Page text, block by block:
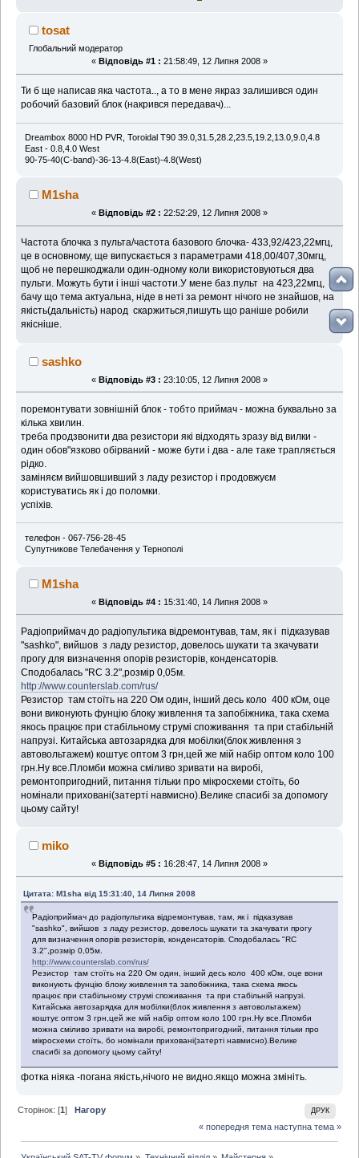
tosat
Глобальний модератор
« Відповідь #1 : 21:58:49, 12 Липня 2008 »
Ти б ще написав яка частота.., а то в мене якраз залишився один
робочий базовий блок (накрився передавач)...
Dreambox 8000 HD PVR, Toroidal T90 39.0,31.5,28.2,23.5,19.2,13.0,9.0,4.8
East - 0.8,4.0 West
90-75-40(C-band)-36-13-4.8(East)-4.8(West)
M1sha
« Відповідь #2 : 22:52:29, 12 Липня 2008 »
Частота блочка з пульта/частота базового блочка- 433,92/423,22мгц,
це в основному, ще випускається з параметрами 418,00/407,30мгц,
щоб не перешкоджали один-одному коли використовуються два
пульти. Можуть бути і інші частоти.У мене баз.пульт на 423,22мгц,
бачу що тема актуальна, ніде в неті за ремонт нічого не знайшов, на
якість(дальність) народ скаржиться,пишуть що раніше робили
якісніше.
sashko
« Відповідь #3 : 23:10:05, 12 Липня 2008 »
поремонтувати зовнішній блок - тобто приймач - можна буквально за
кілька хвилин.
треба продзвонити два резистори які відходять зразу від вилки -
один обов"язково обірваний - може бути і два - але таке трапляється
рідко.
заміняєм вийшовшивший з ладу резистор і продовжуєм
користуватись як і до поломки.
успіхів.
телефон - 067-756-28-45
Супутникове Телебачення у Тернополі
M1sha
« Відповідь #4 : 15:31:40, 14 Липня 2008 »
Радіоприймач до радіопультика відремонтував, там, як і підказував
"sashko", вийшов з ладу резистор, довелось шукати та зкачувати
прогу для визначення опорів резисторів, конденсаторів.
Сподобалась "RC 3.2",розмір 0,05м.
http://www.counterslab.com/rus/
Резистор там стоїть на 220 Ом один, інший десь коло 400 кОм, оце
вони виконують фунцію блоку живлення та запобіжника, така схема
якось працює при стабільному струмі споживання та при стабільній
напрузі. Китайська автозарядка для мобілки(блок живлення з
автовольтажем) коштує оптом 3 грн,цей же мій набір оптом коло 100
грн.Ну все.Пломби можна сміливо зривати на виробі,
ремонтопригодний, питання тільки про мікросхеми стоїть, бо
номінали приховані(затерті навмисно).Велике спасибі за допомогу
цьому сайту!
miko
« Відповідь #5 : 16:28:47, 14 Липня 2008 »
Цитата: M1sha від 15:31:40, 14 Липня 2008
Радіоприймач до радіопультика відремонтував, там, як і підказував
"sashko", вийшов з ладу резистор, довелось шукати та зкачувати прогу
для визначення опорів резисторів, конденсаторів. Сподобалась "RC
3.2",розмір 0,05м.
http://www.counterslab.com/rus/
Резистор там стоїть на 220 Ом один, інший десь коло 400 кОм, оце вони
виконують фунцію блоку живлення та запобіжника, така схема якось
працює при стабільному струмі споживання та при стабільній напрузі.
Китайська автозарядка для мобілки(блок живлення з автовольтажем)
коштує оптом 3 грн,цей же мій набір оптом коло 100 грн.Ну все.Пломби
можна сміливо зривати на виробі, ремонтопригодний, питання тільки про
мікросхеми стоїть, бо номінали приховані(затерті навмисно).Велике
спасибі за допомогу цьому сайту!
фотка ніяка -погана якість,нічого не видно.якщо можна змініть.
ДРУК
Сторінок: [1]
Нагору
« попередня тема наступна тема »